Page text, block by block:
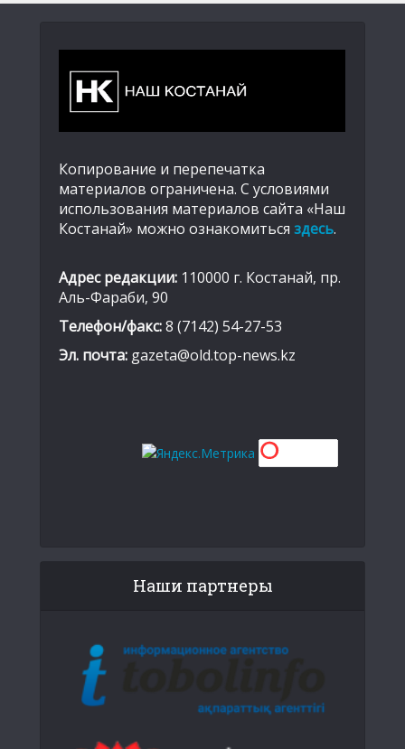
Копирование и перепечатка
материалов ограничена. С условиями
использования материалов сайта «Наш
Костанай» можно ознакомиться здесь.
Адрес редакции: 110000 г. Костанай, пр.
Аль-Фараби, 90
Телефон/факс:8 (7142) 54-27-53
Эл. почта: gazeta@old.top-news.kz
Наши партнеры